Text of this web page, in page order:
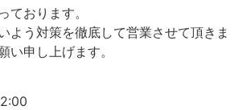
ております。
よう対策を徹底して営業させて頂きま
い申し上げます。